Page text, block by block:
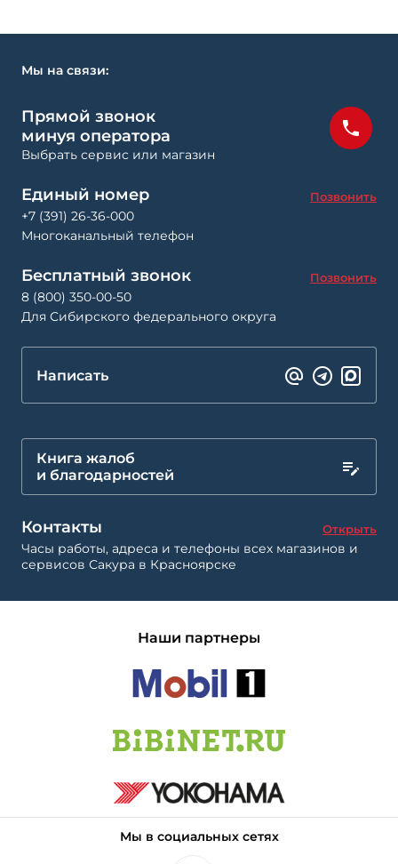
Мы на связи:
Прямой звонок
минуя оператора
Выбрать сервис или магазин
Единый номер Позвонить
+7 (391) 26-36-000
Многоканальный телефон
Бесплатный звонок Позвонить
8 (800) 350-00-50
Для Сибирского федерального округа
Написать
Книга жалоб
и благодарностей
Контакты Открыть
Часы работы, адреса и телефоны всех магазинов и
сервисов Сакура в Красноярске
Наши партнеры
Мы в социальных сетях